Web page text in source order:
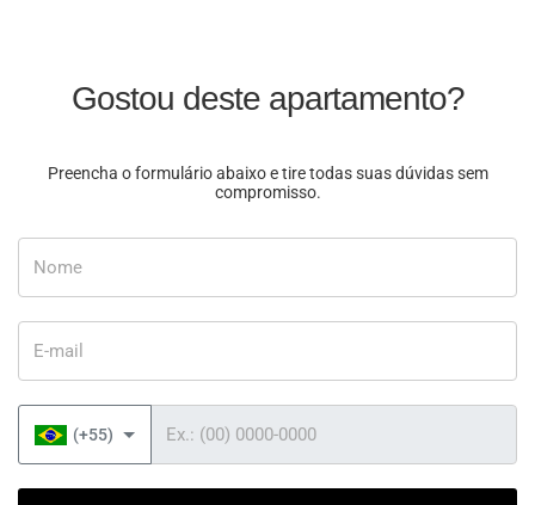
Gostou deste apartamento?
Preencha o formulário abaixo e tire todas suas dúvidas sem
compromisso.
(+55)